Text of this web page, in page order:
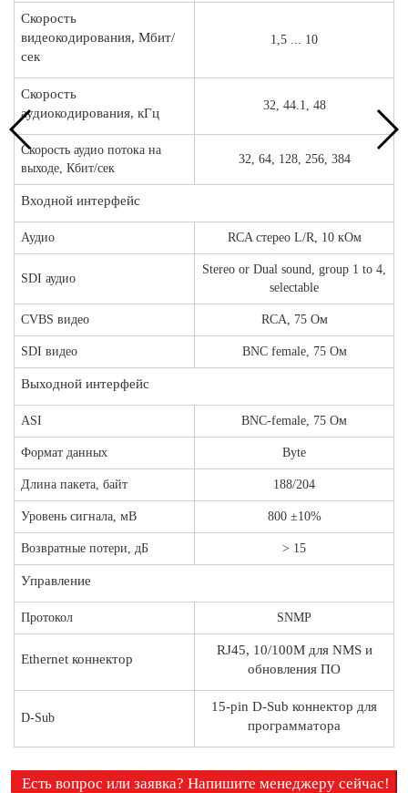
Скорость
видеокодирования, Мбит/
сек
1,5 ... 10
Скорость
аудиокодирования, кГц
32, 44.1, 48
Скорость аудио потока на
выходе, Кбит/сек
32, 64, 128, 256, 384
Входной интерфейс
Аудио RCA стерео L/R, 10 кОм
SDI аудио
Stereo or Dual sound, group 1 to 4,
selectable
CVBS видео RCA, 75 Ом
SDI видео BNC female, 75 Ом
Выходной интерфейс
ASI BNC-female, 75 Ом
Формат данных Byte
Длина пакета, байт 188/204
Уровень сигнала, мВ 800 ±10%
Возвратные потери, дБ > 15
Управление
Протокол SNMP
Ethernet коннектор
RJ45, 10/100M для NMS и
обновления ПО
D-Sub
15-pin D-Sub коннектор для
программатора
Есть вопрос или заявка? Напишите менеджеру сейчас!